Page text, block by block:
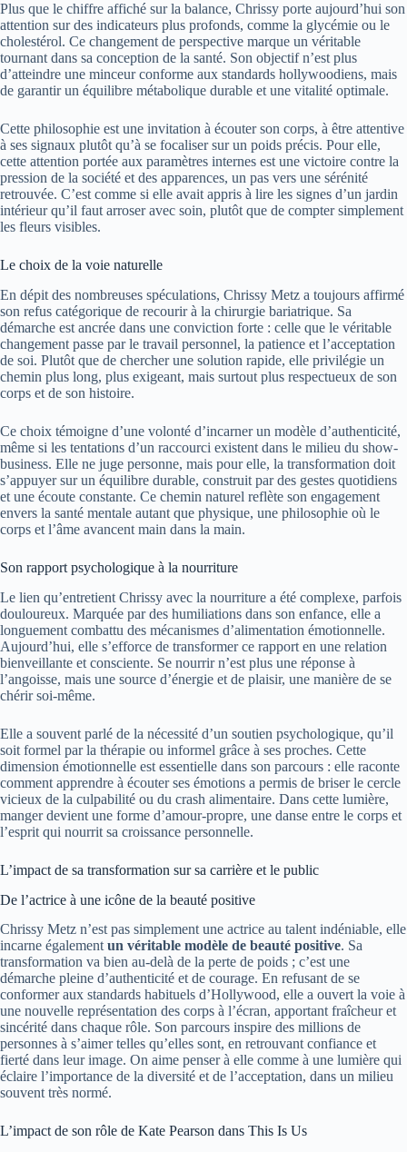
Plus que le chiffre affiché sur la balance, Chrissy porte aujourd’hui son
attention sur des indicateurs plus profonds, comme la glycémie ou le
cholestérol. Ce changement de perspective marque un véritable
tournant dans sa conception de la santé. Son objectif n’est plus
d’atteindre une minceur conforme aux standards hollywoodiens, mais
de garantir un équilibre métabolique durable et une vitalité optimale.
Cette philosophie est une invitation à écouter son corps, à être attentive
à ses signaux plutôt qu’à se focaliser sur un poids précis. Pour elle,
cette attention portée aux paramètres internes est une victoire contre la
pression de la société et des apparences, un pas vers une sérénité
retrouvée. C’est comme si elle avait appris à lire les signes d’un jardin
intérieur qu’il faut arroser avec soin, plutôt que de compter simplement
les fleurs visibles.
Le choix de la voie naturelle
En dépit des nombreuses spéculations, Chrissy Metz a toujours affirmé
son refus catégorique de recourir à la chirurgie bariatrique. Sa
démarche est ancrée dans une conviction forte : celle que le véritable
changement passe par le travail personnel, la patience et l’acceptation
de soi. Plutôt que de chercher une solution rapide, elle privilégie un
chemin plus long, plus exigeant, mais surtout plus respectueux de son
corps et de son histoire.
Ce choix témoigne d’une volonté d’incarner un modèle d’authenticité,
même si les tentations d’un raccourci existent dans le milieu du show-
business. Elle ne juge personne, mais pour elle, la transformation doit
s’appuyer sur un équilibre durable, construit par des gestes quotidiens
et une écoute constante. Ce chemin naturel reflète son engagement
envers la santé mentale autant que physique, une philosophie où le
corps et l’âme avancent main dans la main.
Son rapport psychologique à la nourriture
Le lien qu’entretient Chrissy avec la nourriture a été complexe, parfois
douloureux. Marquée par des humiliations dans son enfance, elle a
longuement combattu des mécanismes d’alimentation émotionnelle.
Aujourd’hui, elle s’efforce de transformer ce rapport en une relation
bienveillante et consciente. Se nourrir n’est plus une réponse à
l’angoisse, mais une source d’énergie et de plaisir, une manière de se
chérir soi-même.
Elle a souvent parlé de la nécessité d’un soutien psychologique, qu’il
soit formel par la thérapie ou informel grâce à ses proches. Cette
dimension émotionnelle est essentielle dans son parcours : elle raconte
comment apprendre à écouter ses émotions a permis de briser le cercle
vicieux de la culpabilité ou du crash alimentaire. Dans cette lumière,
manger devient une forme d’amour-propre, une danse entre le corps et
l’esprit qui nourrit sa croissance personnelle.
L’impact de sa transformation sur sa carrière et le public
De l’actrice à une icône de la beauté positive
Chrissy Metz n’est pas simplement une actrice au talent indéniable, elle
incarne également un véritable modèle de beauté positive. Sa
transformation va bien au-delà de la perte de poids ; c’est une
démarche pleine d’authenticité et de courage. En refusant de se
conformer aux standards habituels d’Hollywood, elle a ouvert la voie à
une nouvelle représentation des corps à l’écran, apportant fraîcheur et
sincérité dans chaque rôle. Son parcours inspire des millions de
personnes à s’aimer telles qu’elles sont, en retrouvant confiance et
fierté dans leur image. On aime penser à elle comme à une lumière qui
éclaire l’importance de la diversité et de l’acceptation, dans un milieu
souvent très normé.
L’impact de son rôle de Kate Pearson dans This Is Us